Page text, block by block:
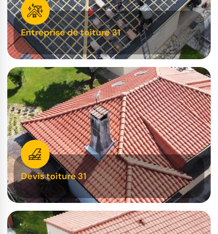
Entreprise de toiture 31
Devis toiture 31